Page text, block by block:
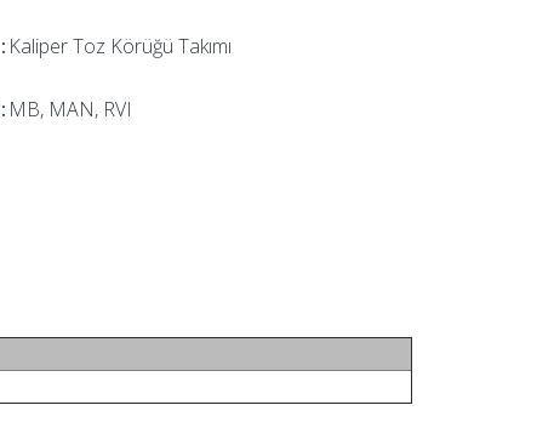
: Kaliper Toz Körüğü Takımı
: MB, MAN, RVI